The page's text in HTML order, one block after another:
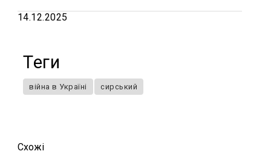
14.12.2025
Теги
війна в Україні сирський
Схожi